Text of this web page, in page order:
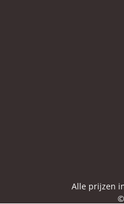
Alle prijzen